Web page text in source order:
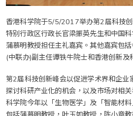
香港科学院于5/5/2017举办第2届科技
特别行政区行政长官梁振英先生和中国
蒲慕明教授担任主礼嘉宾。其他嘉宾包
(中联办)副主任谭铁牛院士和香港创新及
第2届科技创新峰会以促进学术界和企业
探讨科研产业化的机会，以及市场对相
科学院今年以「生物医学」及「智能材